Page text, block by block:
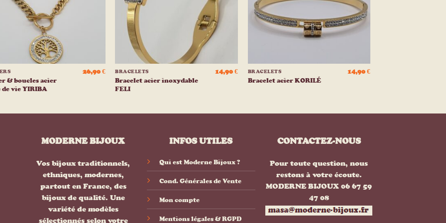
& boucles acier
de vie YIRIBA
26,90 € BRACELETS
Bracelet acier inoxydable
FELI
14,90 € BRACELETS
Bracelet acier KORILÉ
14,90€
MODERNE BIJOUX
Vos bijoux traditionnels,
ethniques, modernes,
partout en France, des
bijoux de qualité. Une
variété de modèles
sélectionnés selon votre
INFOS UTILES
Qui est Moderne Bijoux ?
Cond. Générales de Vente
Mon compte
Mentions légales & RGPD
CONTACTEZ-NOUS
Pour toute question, nous
restons à votre écoute.
MODERNE BIJOUX 06 67 59
47 08